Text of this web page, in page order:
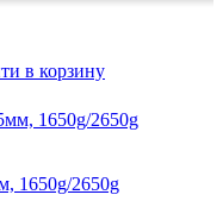
в корзину
1650g/2650g